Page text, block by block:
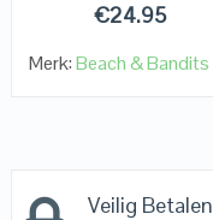
€24.95
Merk:Beach & Bandits
Veilig Betalen